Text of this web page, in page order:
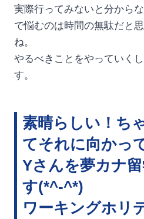
実際行ってみないと分から
で悩むのは時間の無駄だと
ね。
やるべきことをやっていく
す。
素晴らしい！ち
てそれに向かっ
Yさんを夢カナ
す(*^-^*)
ワーキングホリ